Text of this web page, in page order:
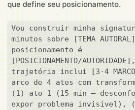
que define seu posicionamento.
Vou construir minha
minutos sobre [TEMA
posicionamento é
[POSICIONAMENTO/
trajetória inclui [3-4
arco de 4 atos com
(1) ato 1 (15 min —
expor problema invisível),